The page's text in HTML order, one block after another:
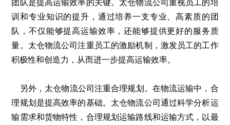
团队是提高运输效率的关键。太仓物流公司重视员工的培
训和专业知识的提升，通过培养一支专业、高素质的团
队，不仅能够提高运输效率，还能够提供更好的服务质
量。太仓物流公司注重员工的激励机制，激发员工的工作
积极性和创造力，从而进一步提高运输效率。
另外，太仓物流公司注重合理规划。在物流运输中，合
理规划是提高效率的基础。太仓物流公司通过科学分析运
输需求和货物特性，合理规划运输路线和运输方式，以最